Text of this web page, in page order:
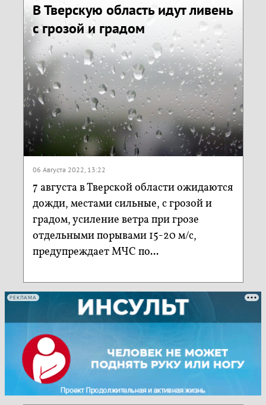
В Тверскую область идут ливень
с грозой и градом
06 Августа 2022, 13:22
7 августа в Тверской области ожидаются
дожди, местами сильные, с грозой и
градом, усиление ветра при грозе
отдельными порывами 15-20 м/с,
предупреждает МЧС по...
РЕКЛАМА